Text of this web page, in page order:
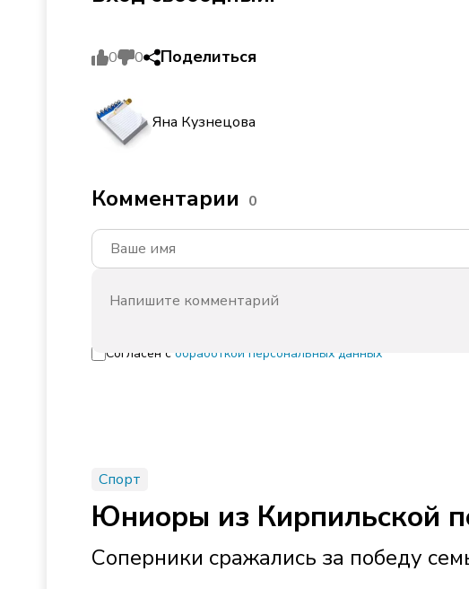
0 0 Поделиться
Яна Кузнецова
Комментарии 0
Согласен с обработкой персональных данных
Спорт
Юниоры из Кирпильской
Соперники сражались за победу